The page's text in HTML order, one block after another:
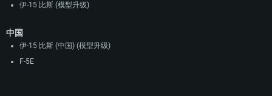
伊-15 比斯 (模型升级)
中国
伊-15 比斯 (中国) (模型升级)
F-5E